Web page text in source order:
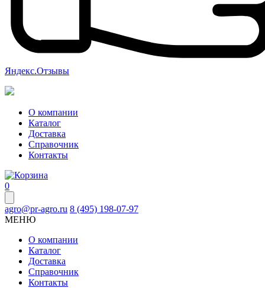
Яндекс.Отзывы
О компании
Каталог
Доставка
Справочник
Контакты
0
agro@pr-agro.ru 8 (495) 198-07-97
МЕНЮ
О компании
Каталог
Доставка
Справочник
Контакты